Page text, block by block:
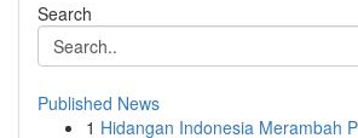
Search
Published News
1 Hidangan Indonesia Merambah